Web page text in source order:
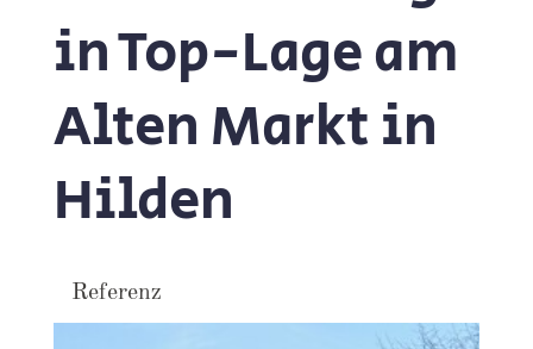
in Top-Lage am
Alten Markt in
Hilden
Referenz